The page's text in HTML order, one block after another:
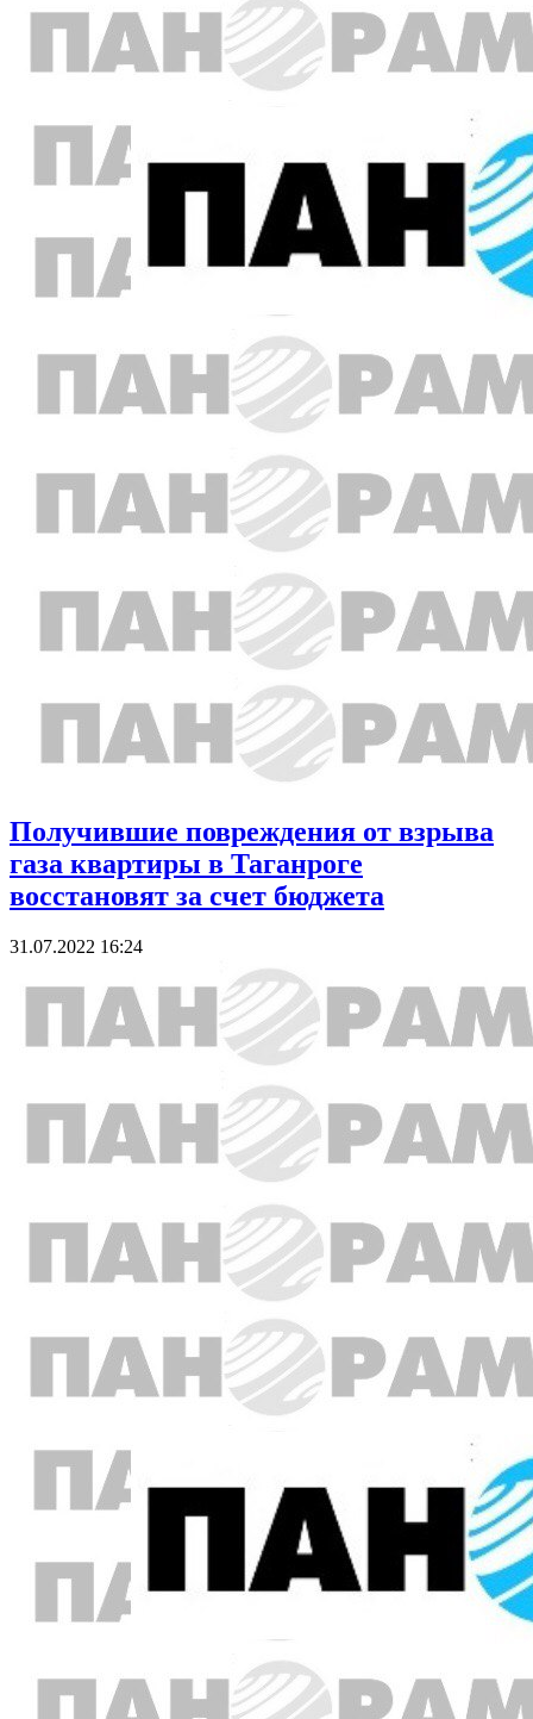
Получившие повреждения от взрыва
газа квартиры в Таганроге
восстановят за счет бюджета
31.07.2022 16:24